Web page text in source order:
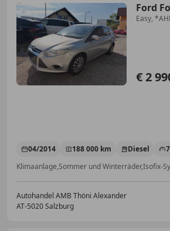
Ford
Easy,
€ 2
04/2014 188 000 km Diesel
Klimaanlage,Sommer und Winterräder,Isofix-
Autohandel AMB Thöni Alexander
AT-5020 Salzburg